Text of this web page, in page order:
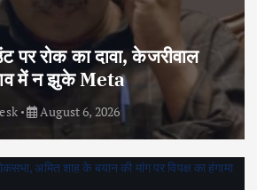
पर रोक का दावा, केजरीवाल
में न झुके Meta
August 6, 2026